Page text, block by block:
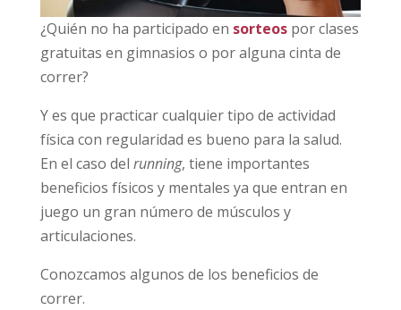
¿Quién no ha participado en sorteos por clases
gratuitas en gimnasios o por alguna cinta de
correr?
Y es que practicar cualquier tipo de actividad
física con regularidad es bueno para la salud.
En el caso del running, tiene importantes
beneficios físicos y mentales ya que entran en
juego un gran número de músculos y
articulaciones.
Conozcamos algunos de los beneficios de
correr.